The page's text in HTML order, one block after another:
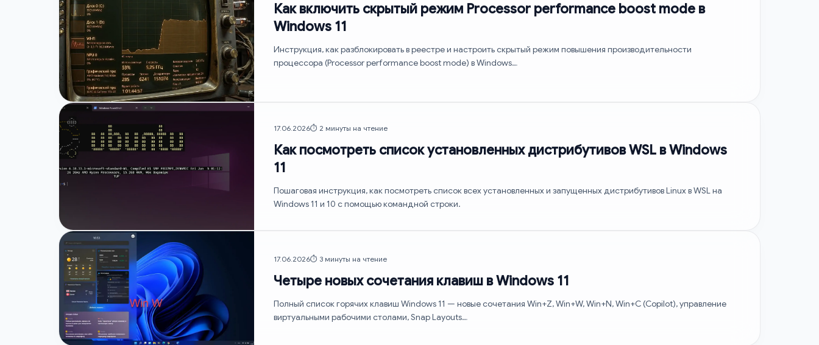
Как включить скрытый режим Processor performance boost mode в
Windows 11
Инструкция, как разблокировать в реестре и настроить скрытый режим повышения производительности
процессора (Processor performance boost mode) в Windows…
17.06.2026⏱️ 2 минуты на чтение
Как посмотреть список установленных дистрибутивов WSL в Windows
11
Пошаговая инструкция, как посмотреть список всех установленных и запущенных дистрибутивов Linux в WSL на
Windows 11 и 10 с помощью командной строки.
17.06.2026⏱️ 3 минуты на чтение
Четыре новых сочетания клавиш в Windows 11
Полный список горячих клавиш Windows 11 — новые сочетания Win+Z, Win+W, Win+N, Win+C (Copilot), управление
виртуальными рабочими столами, Snap Layouts…